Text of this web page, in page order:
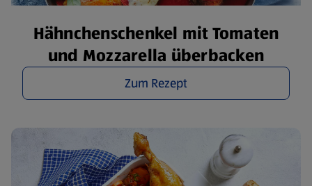
Hähnchenschenkel mit Tomaten
und Mozzarella überbacken
Zum Rezept